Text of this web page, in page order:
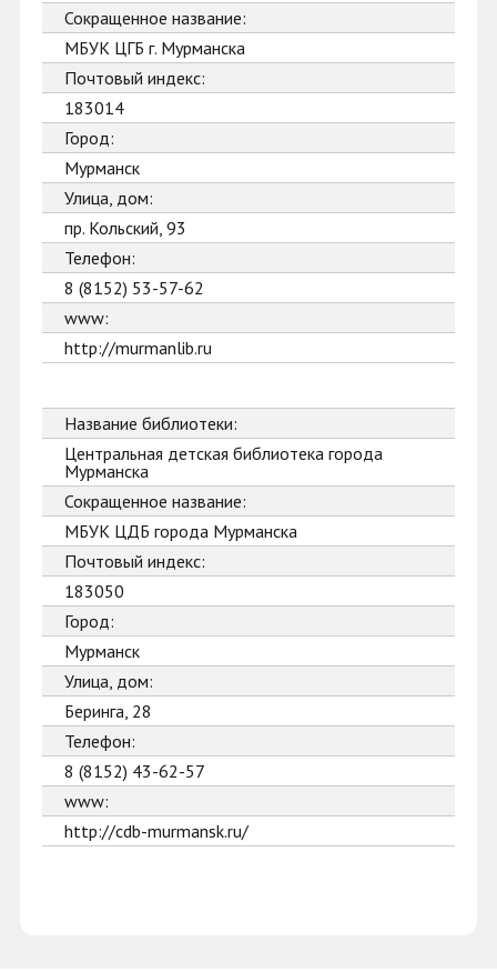
Сокращенное название:
МБУК ЦГБ г. Мурманска
Почтовый индекс:
183014
Город:
Мурманск
Улица, дом:
пр. Кольский, 93
Телефон:
8 (8152) 53-57-62
www:
http://murmanlib.ru
Название библиотеки:
Центральная детская библиотека города
Мурманска
Сокращенное название:
МБУК ЦДБ города Мурманска
Почтовый индекс:
183050
Город:
Мурманск
Улица, дом:
Беринга, 28
Телефон:
8 (8152) 43-62-57
www:
http://cdb-murmansk.ru/